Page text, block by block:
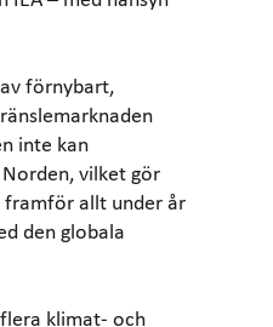
förnybart,
inte kan
vilket gör
framför allt under år
den globala
klimat- och